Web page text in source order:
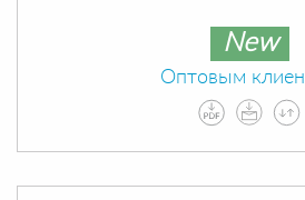
New
Оптовым